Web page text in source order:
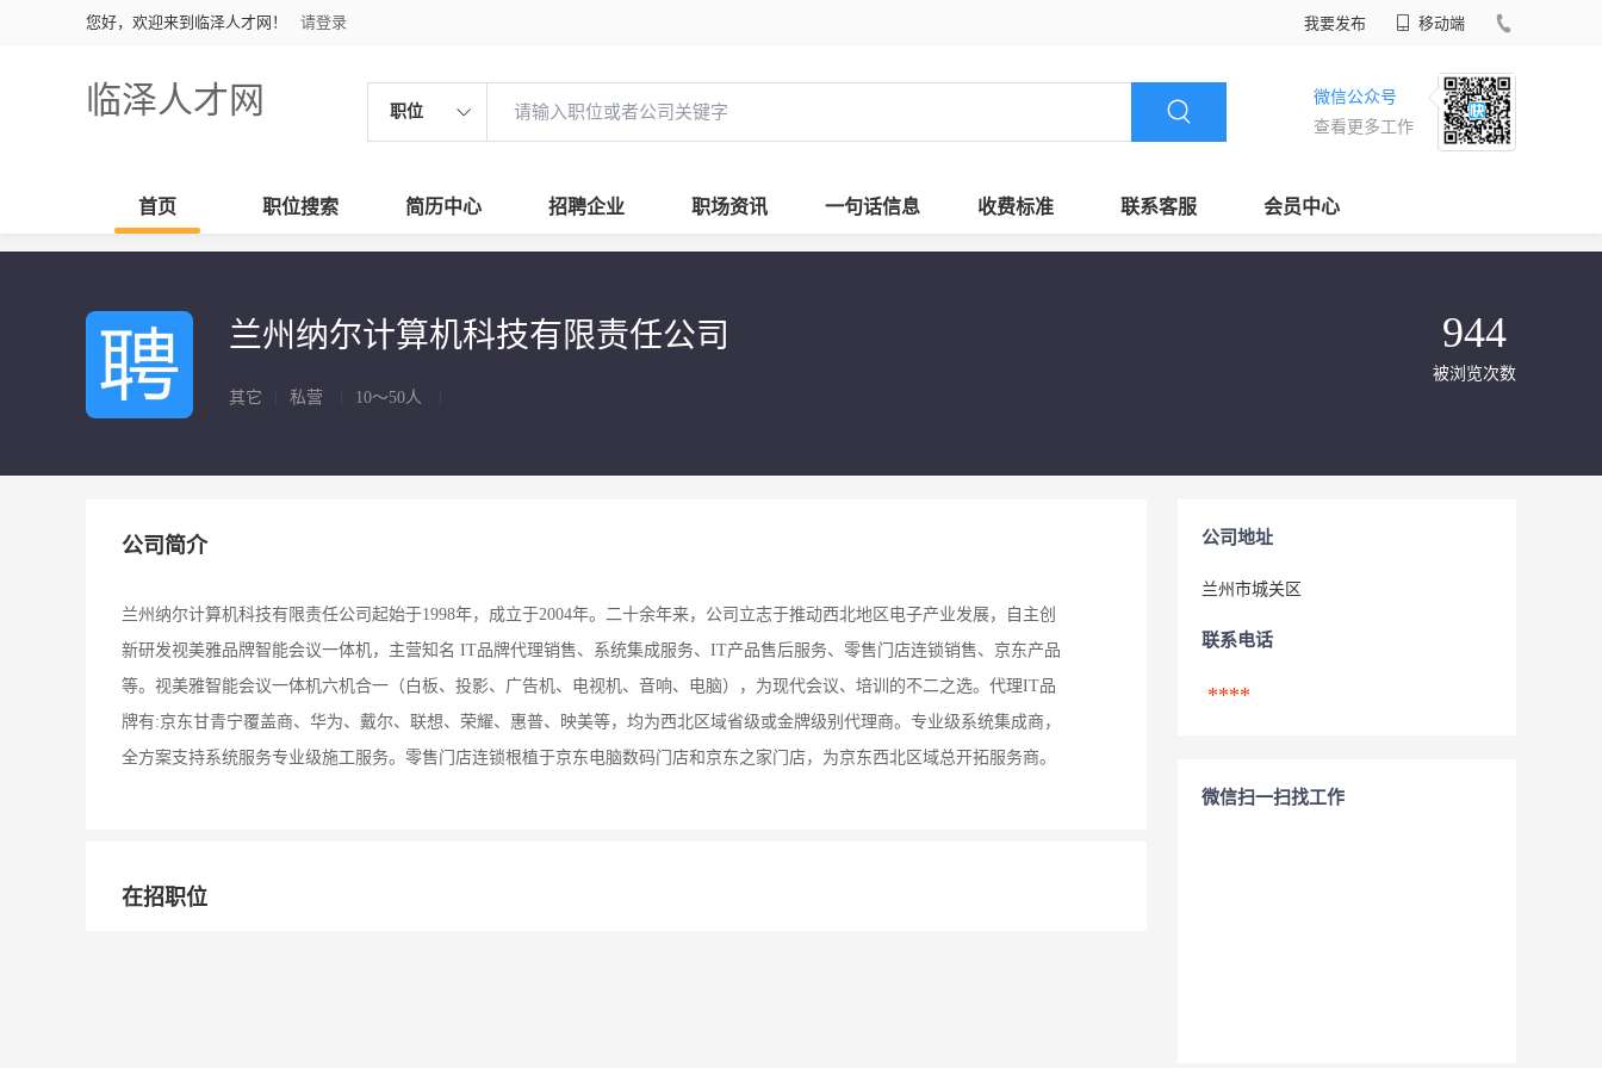
您好，欢迎来到临泽人才网！ 请登录 我要发布 移动端
临泽人才网 职位
微信公众号
查看更多工作
首页 职位搜索 简历中心 招聘企业 职场资讯 一句话信息 收费标准 联系客服 会员中心
兰州纳尔计算机科技有限责任公司
其它 私营 10～50人
944
被浏览次数
公司简介
兰州纳尔计算机科技有限责任公司起始于1998年，成立于2004年。二十余年来，公司立志于推动西北地区电子产业发展，自主创
新研发视美雅品牌智能会议一体机，主营知名 IT品牌代理销售、系统集成服务、IT产品售后服务、零售门店连锁销售、京东产品
等。视美雅智能会议一体机六机合一（白板、投影、广告机、电视机、音响、电脑），为现代会议、培训的不二之选。代理IT品
牌有:京东甘青宁覆盖商、华为、戴尔、联想、荣耀、惠普、映美等，均为西北区域省级或金牌级别代理商。专业级系统集成商，
全方案支持系统服务专业级施工服务。零售门店连锁根植于京东电脑数码门店和京东之家门店，为京东西北区域总开拓服务商。
在招职位
公司地址
兰州市城关区
联系电话
****
微信扫一扫找工作